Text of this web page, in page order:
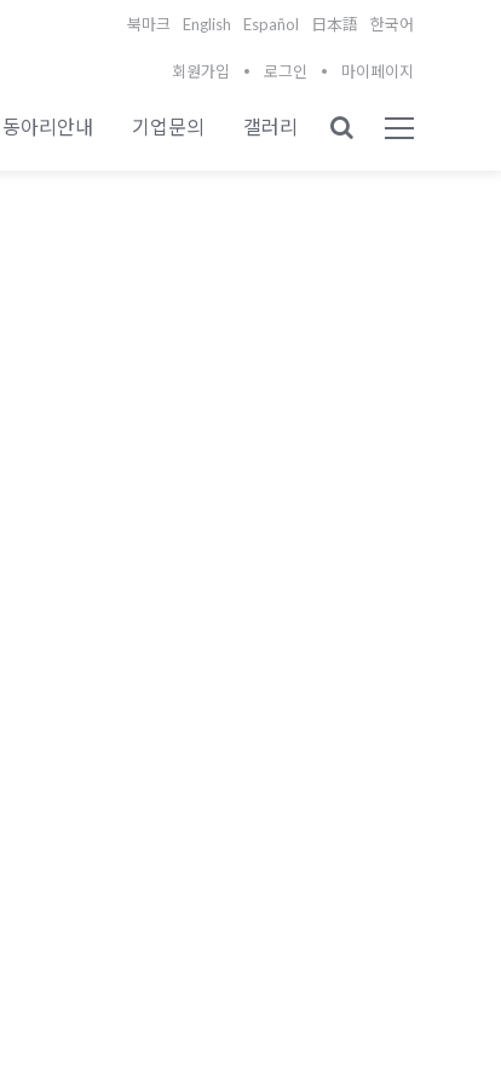
북마크 English Español 日本語 한국어
회원가입 로그인 마이페이지
동아리안내 기업문의 갤러리